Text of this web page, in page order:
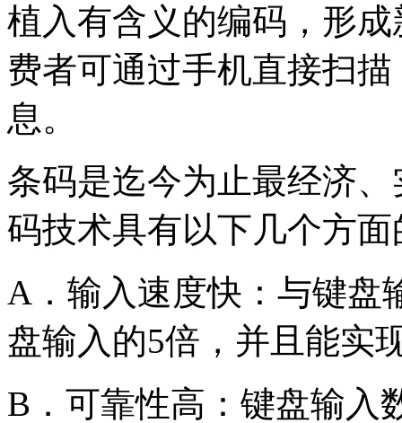
植入有含义的编码，形
费者可通过手机直接扫
息。
条码是迄今为止最经济
码技术具有以下几个方
A．输入速度快：与键盘
盘输入的5倍，并且能实
B．可靠性高：键盘输入